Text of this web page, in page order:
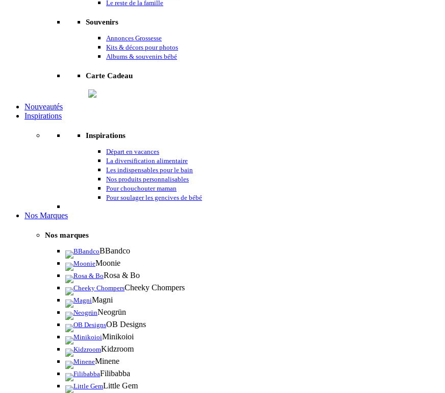
Le reste de la famille
Souvenirs
Annonces Grossesse
Kits & décors pour photos
Albums & souvenirs bébé
Carte Cadeau
Nouveautés
Inspirations
Inspirations
Départ en vacances
La diversification alimentaire
Les indispensables pour le bain
Nos produits personnalisables
Pour chouchouter maman
Pour soulager les gencives de bébé
Nos Marques
Nos marques
BBandco
Moonie
Rosa & Bo
Cheeky Chompers
Magni
Neogrün
OB Designs
Minikoioi
Kidzroom
Minene
Filibabba
Little Gem